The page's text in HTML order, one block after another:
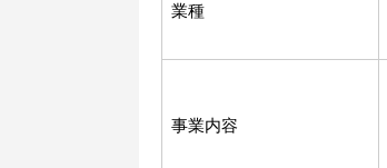
業種
事業内容